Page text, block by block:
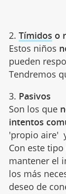
2. Tímidos o
Estos niños
pueden
Tendremos
3. Pasivos
Son los que
intentos
'propio aire'
Con este
mantener el
los más
deseo de